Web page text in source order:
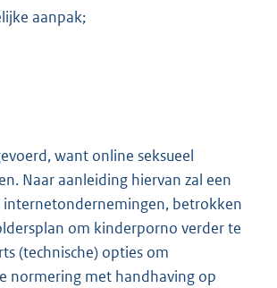
aanpak;
want online seksueel
Naar aanleiding hiervan zal een
betrokken
om kinderporno verder te
(technische) opties om
normering met handhaving op